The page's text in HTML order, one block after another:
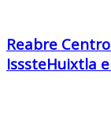
Reabre
IsssteHuixtla